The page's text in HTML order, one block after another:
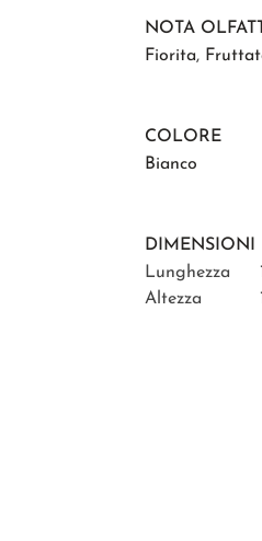
NOTA
Fiorita,
COLORE
Bianco
DIMENSIONI
Lunghezza
Altezza